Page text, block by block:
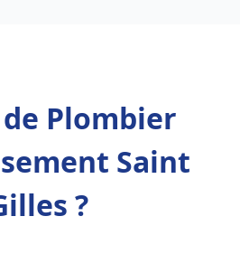
Plombier
Saint
?